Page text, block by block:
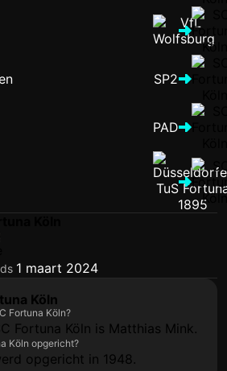
SP2
PAD
1 maart 2024
Köln
Fortuna Köln?
Fortuna Köln is Matthias Mink.
Köln opgericht?
opgericht in 1948.